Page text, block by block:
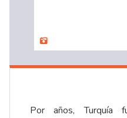
Por años, Turquía